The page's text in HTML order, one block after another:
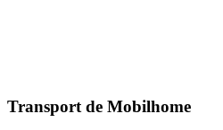
Transport de Mobilhome